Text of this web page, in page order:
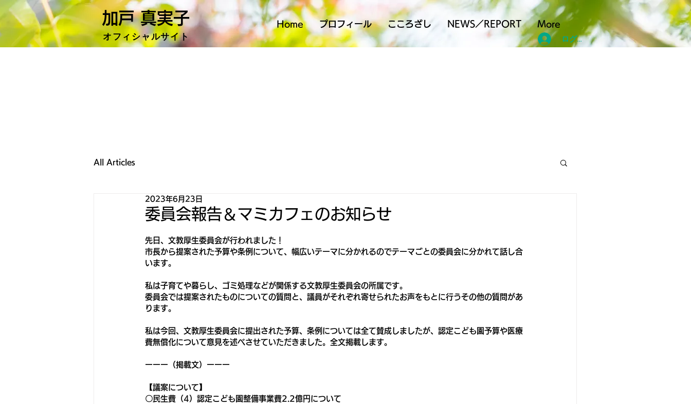
加戸 真実子
​オフィシャルサイト
Home プロフィール こころざし NEWS／REPORT More
ログイン
All Articles
委員会報告＆マミカフェのお知らせ
2023年6月23日
先日、文教厚生委員会が行われました！
市長から提案された予算や条例について、幅広いテーマに分かれるのでテーマごとの委員会に分かれて話し合
います。
私は子育てや暮らし、ゴミ処理などが関係する文教厚生委員会の所属です。
委員会では提案されたものについての質問と、議員がそれぞれ寄せられたお声をもとに行うその他の質問があ
ります。
私は今回、文教厚生委員会に提出された予算、条例については全て賛成しましたが、認定こども園予算や医療
費無償化について意見を述べさせていただきました。全文掲載します。
ーーー（掲載文）ーーー
【議案について】
〇民生費（4）認定こども園整備事業費2.2億円について